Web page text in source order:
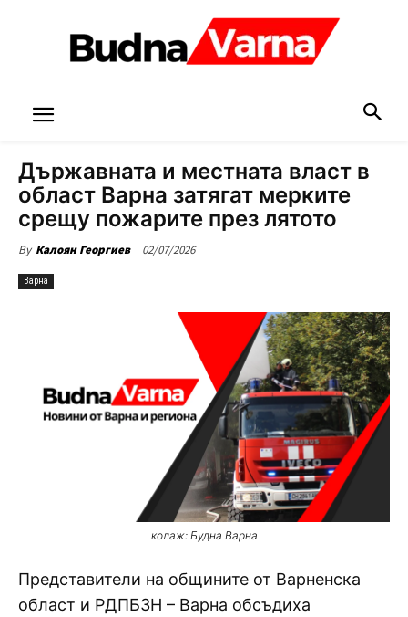
Държавната и местната власт в
област Варна затягат мерките
срещу пожарите през лятото
By Калоян Георгиев 02/07/2026
Варна
колаж: Будна Варна
Представители на общините от Варненска
област и РДПБЗН – Варна обсъдиха